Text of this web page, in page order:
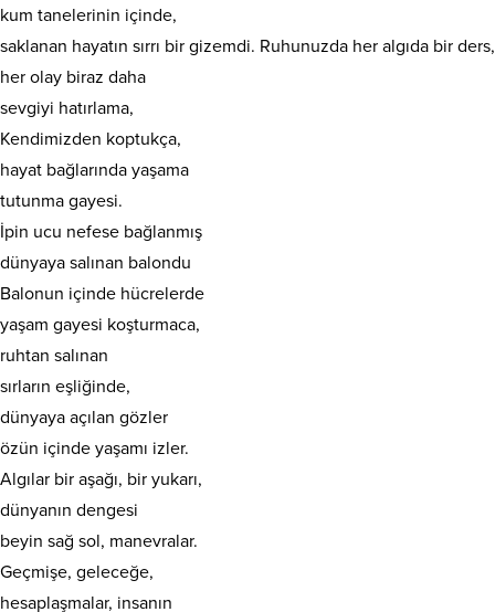
kum tanelerinin içinde,
saklanan hayatın sırrı bir gizemdi. Ruhunuzda her algıda bir ders,
her olay biraz daha
sevgiyi hatırlama,
Kendimizden koptukça,
hayat bağlarında yaşama
tutunma gayesi.
İpin ucu nefese bağlanmış
dünyaya salınan balondu
Balonun içinde hücrelerde
yaşam gayesi koşturmaca,
ruhtan salınan
sırların eşliğinde,
dünyaya açılan gözler
özün içinde yaşamı izler.
Algılar bir aşağı, bir yukarı,
dünyanın dengesi
beyin sağ sol, manevralar.
Geçmişe, geleceğe,
hesaplaşmalar, insanın